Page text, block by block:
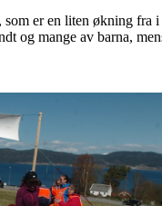
er en liten økning fra i
og mange av barna,